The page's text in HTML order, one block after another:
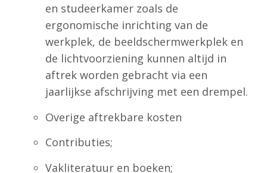
en studeerkamer zoals de
ergonomische inrichting van de
werkplek, de beeldschermwerkplek en
de lichtvoorziening kunnen altijd in
aftrek worden gebracht via een
jaarlijkse afschrijving met een drempel.
Overige aftrekbare kosten
Contributies;
Vakliteratuur en boeken;